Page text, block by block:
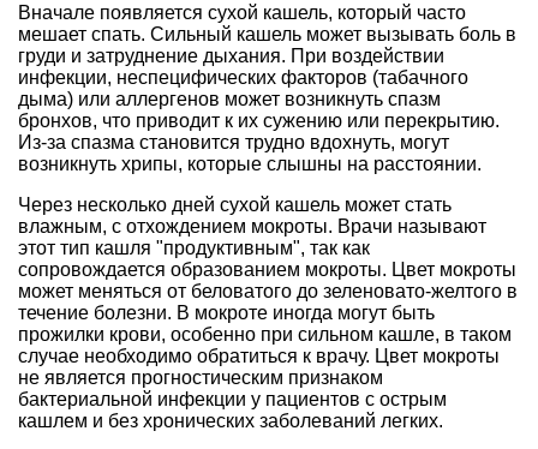
Вначале появляется сухой кашель, который часто
мешает спать. Сильный кашель может вызывать боль в
груди и затруднение дыхания. При воздействии
инфекции, неспецифических факторов (табачного
дыма) или аллергенов может возникнуть спазм
бронхов, что приводит к их сужению или перекрытию.
Из-за спазма становится трудно вдохнуть, могут
возникнуть хрипы, которые слышны на расстоянии.
Через несколько дней сухой кашель может стать
влажным, с отхождением мокроты. Врачи называют
этот тип кашля "продуктивным", так как
сопровождается образованием мокроты. Цвет мокроты
может меняться от беловатого до зеленовато-желтого в
течение болезни. В мокроте иногда могут быть
прожилки крови, особенно при сильном кашле, в таком
случае необходимо обратиться к врачу. Цвет мокроты
не является прогностическим признаком
бактериальной инфекции у пациентов с острым
кашлем и без хронических заболеваний легких.